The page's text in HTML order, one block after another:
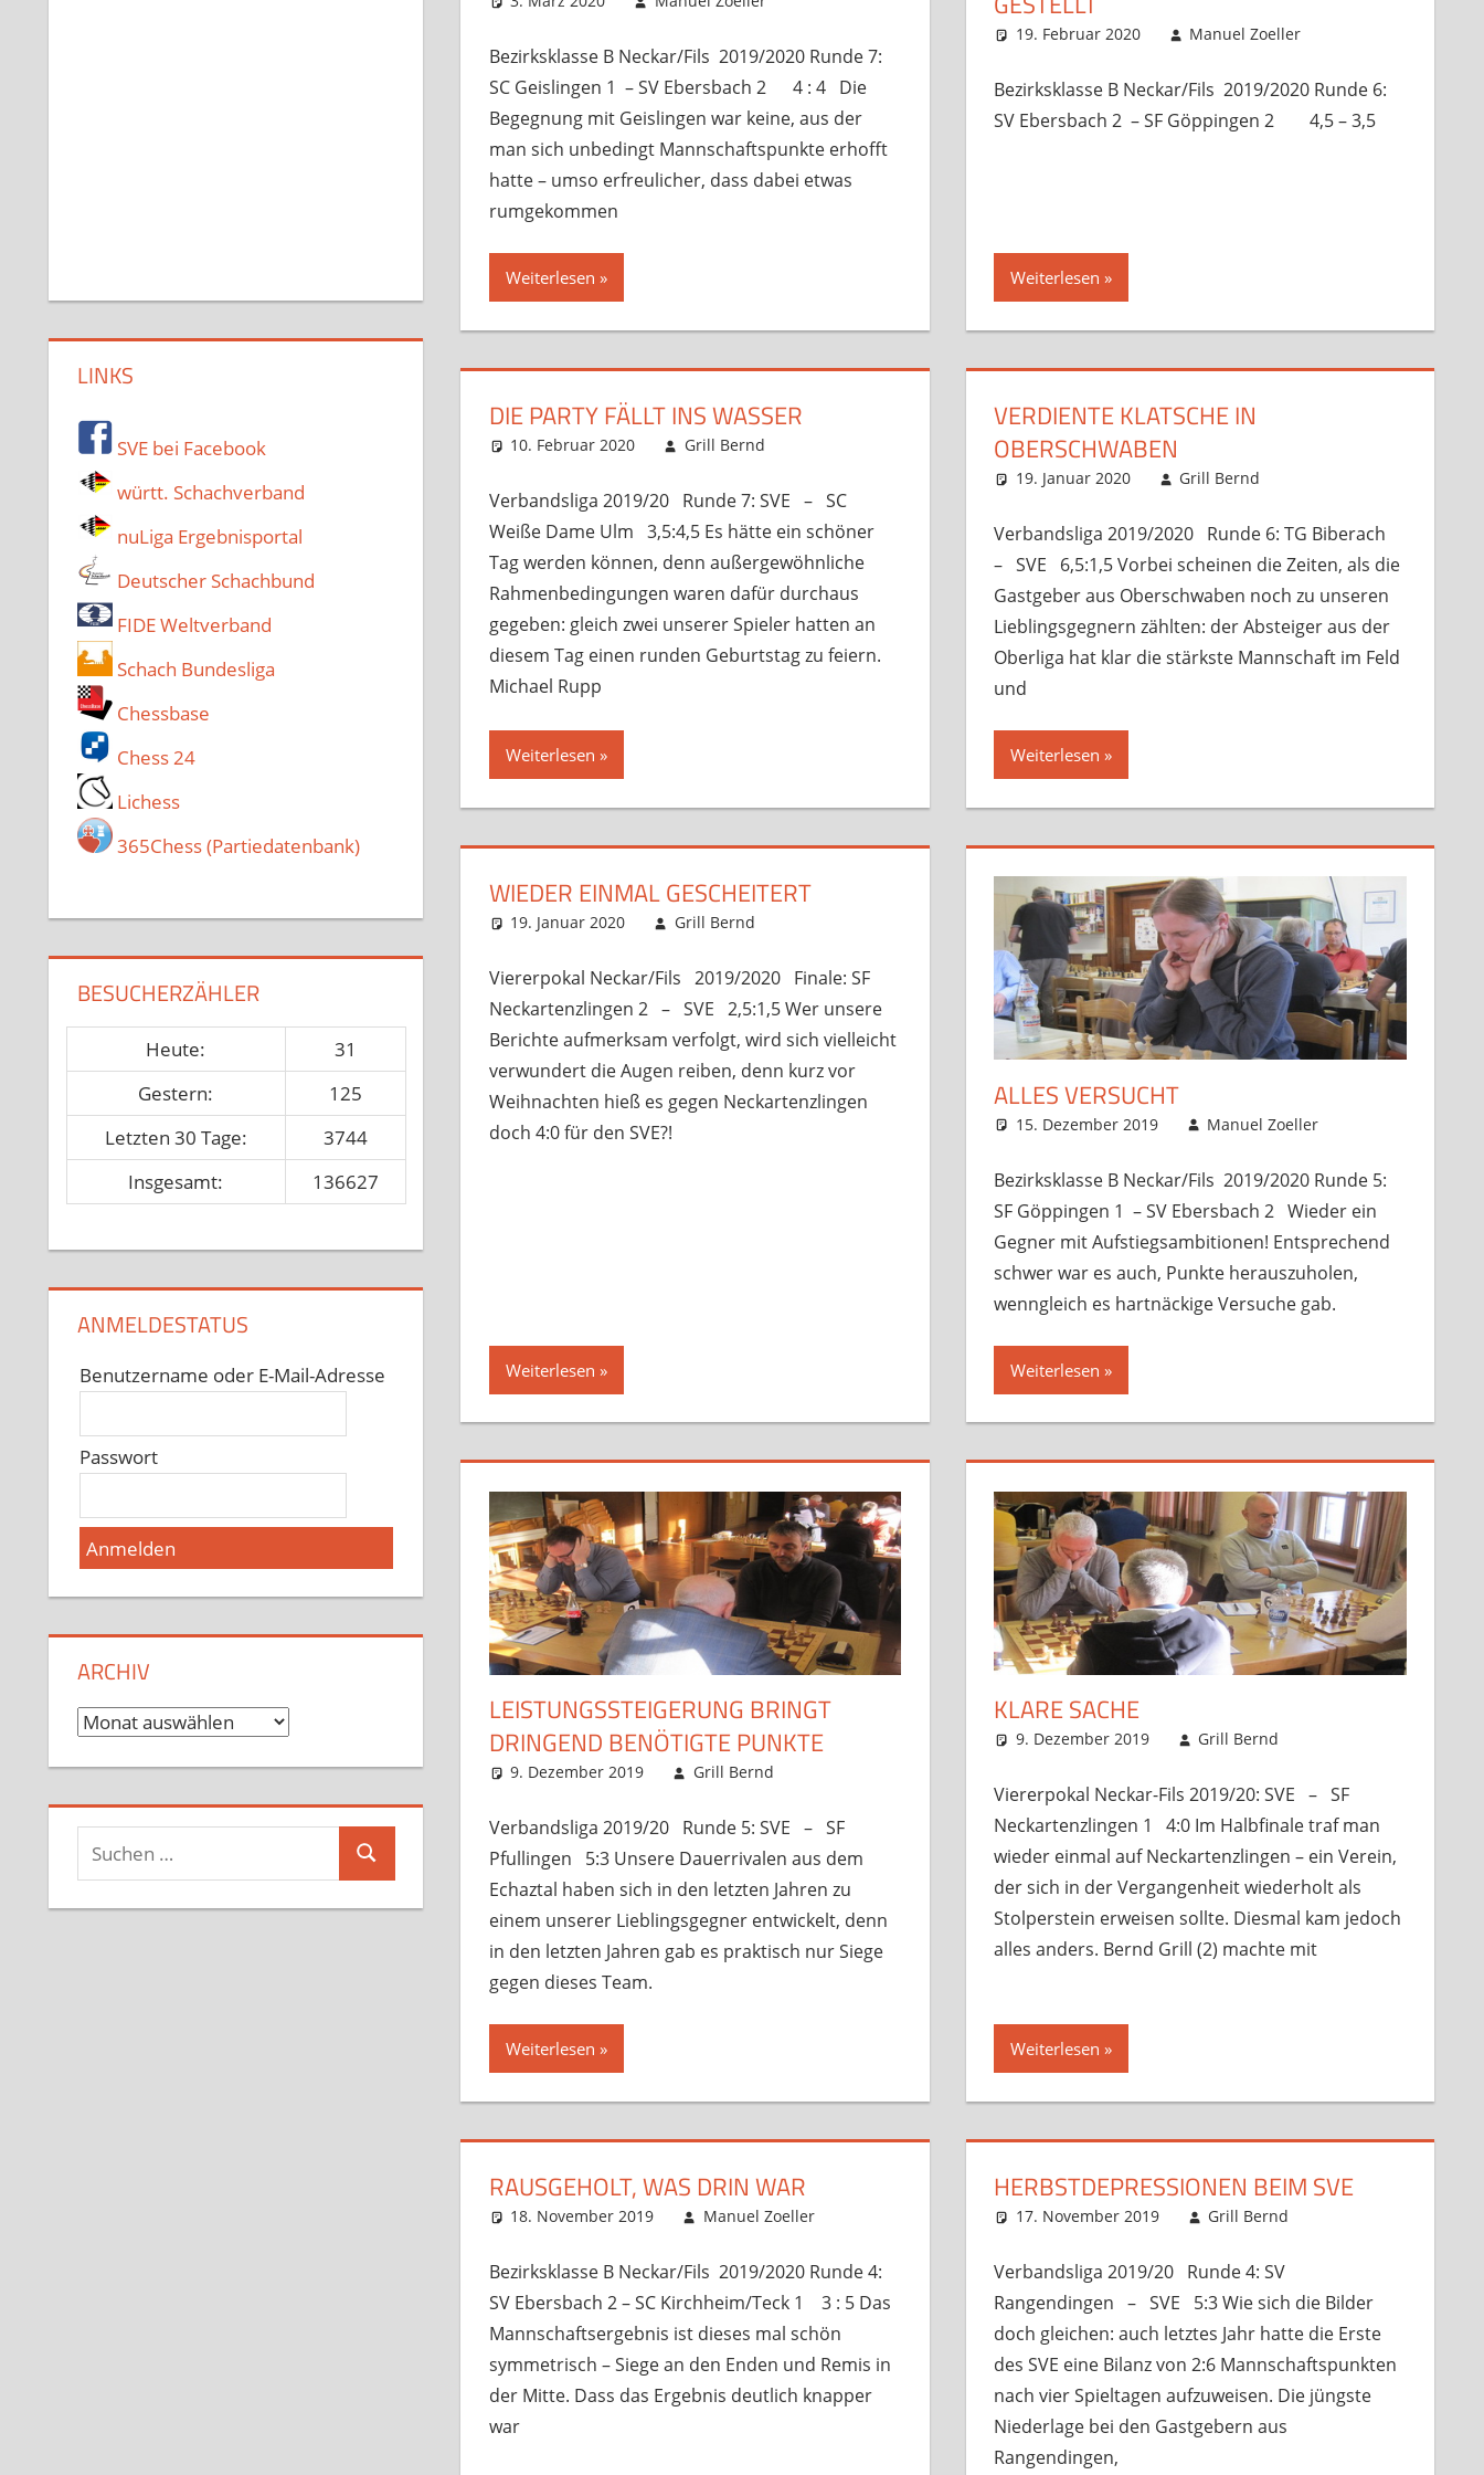
Bezirksklasse B Neckar/Fils 2019/2020 Runde 7:
SC Geislingen 1 – SV Ebersbach 2 4 : 4 Die
Begegnung mit Geislingen war keine, aus der
man sich unbedingt Mannschaftspunkte erhofft
hatte – umso erfreulicher, dass dabei etwas
rumgekommen
Weiterlesen
19. Februar 2020 Manuel Zoeller
Bezirksklasse B Neckar/Fils 2019/2020 Runde 6:
SV Ebersbach 2 – SF Göppingen 2 4,5 – 3,5
Weiterlesen
DIE PARTY FÄLLT INS WASSER
10. Februar 2020 Grill Bernd Verbandsspiele
Verbandsliga 2019/20 Runde 7: SVE – SC
Weiße Dame Ulm 3,5:4,5 Es hätte ein schöner
Tag werden können, denn außergewöhnliche
Rahmenbedingungen waren dafür durchaus
gegeben: gleich zwei unserer Spieler hatten an
diesem Tag einen runden Geburtstag zu feiern.
Michael Rupp
Weiterlesen
VERDIENTE KLATSCHE IN
OBERSCHWABEN
19. Januar 2020 Grill Bernd
Verbandsliga 2019/2020 Runde 6: TG Biberach
– SVE 6,5:1,5 Vorbei scheinen die Zeiten, als die
Gastgeber aus Oberschwaben noch zu unseren
Lieblingsgegnern zählten: der Absteiger aus der
Oberliga hat klar die stärkste Mannschaft im Feld
und
Weiterlesen
WIEDER EINMAL GESCHEITERT
19. Januar 2020 Grill Bernd Verbandsspiele
Viererpokal Neckar/Fils 2019/2020 Finale: SF
Neckartenzlingen 2 – SVE 2,5:1,5 Wer unsere
Berichte aufmerksam verfolgt, wird sich vielleicht
verwundert die Augen reiben, denn kurz vor
Weihnachten hieß es gegen Neckartenzlingen
doch 4:0 für den SVE?!
Weiterlesen
ALLES VERSUCHT
15. Dezember 2019 Manuel Zoeller
Bezirksklasse B Neckar/Fils 2019/2020 Runde 5:
SF Göppingen 1 – SV Ebersbach 2 Wieder ein
Gegner mit Aufstiegsambitionen! Entsprechend
schwer war es auch, Punkte herauszuholen,
wenngleich es hartnäckige Versuche gab.
Weiterlesen
LEISTUNGSSTEIGERUNG BRINGT
DRINGEND BENÖTIGTE PUNKTE
9. Dezember 2019 Grill Bernd
Verbandsliga 2019/20 Runde 5: SVE – SF
Pfullingen 5:3 Unsere Dauerrivalen aus dem
Echaztal haben sich in den letzten Jahren zu
einem unserer Lieblingsgegner entwickelt, denn
in den letzten Jahren gab es praktisch nur Siege
gegen dieses Team.
Weiterlesen
KLARE SACHE
9. Dezember 2019 Grill Bernd
Viererpokal Neckar-Fils 2019/20: SVE – SF
Neckartenzlingen 1 4:0 Im Halbfinale traf man
wieder einmal auf Neckartenzlingen – ein Verein,
der sich in der Vergangenheit wiederholt als
Stolperstein erweisen sollte. Diesmal kam jedoch
alles anders. Bernd Grill (2) machte mit
Weiterlesen
RAUSGEHOLT, WAS DRIN WAR
18. November 2019 Manuel Zoeller Verbandsspiele
Kommentar hinterlassen
Bezirksklasse B Neckar/Fils 2019/2020 Runde 4:
SV Ebersbach 2 – SC Kirchheim/Teck 1 3 : 5 Das
Mannschaftsergebnis ist dieses mal schön
symmetrisch – Siege an den Enden und Remis in
der Mitte. Dass das Ergebnis deutlich knapper
war
HERBSTDEPRESSIONEN BEIM SVE
17. November 2019 Grill Bernd
Verbandsliga 2019/20 Runde 4: SV
Rangendingen – SVE 5:3 Wie sich die Bilder
doch gleichen: auch letztes Jahr hatte die Erste
des SVE eine Bilanz von 2:6 Mannschaftspunkten
nach vier Spieltagen aufzuweisen. Die jüngste
Niederlage bei den Gastgebern aus
Rangendingen,
LINKS
SVE bei Facebook
württ. Schachverband
nuLiga Ergebnisportal
Deutscher Schachbund
FIDE Weltverband
Schach Bundesliga
Chessbase
Chess 24
Lichess
365Chess (Partiedatenbank)
BESUCHERZÄHLER
Heute:
31
Gestern:
125
Letzten 30 Tage:
3744
Insgesamt:
136627
ANMELDESTATUS
Benutzername oder E-Mail-Adresse
Passwort
ARCHIV
Archiv
Suchen
nach:
Suchen